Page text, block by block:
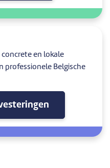
en lokale
professionele Belgische